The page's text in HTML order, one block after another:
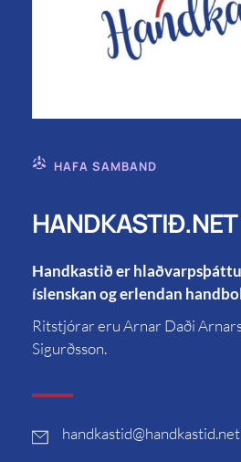
HAFA SAMBAND
HANDKASTIÐ.NET
Handkastið er
íslenskan og erlendan
Ritstjórar eru Arnar Daði
Sigurðsson.
handkastid@handkastid.net